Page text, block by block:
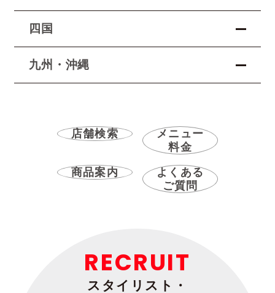
四国
九州・沖縄
店舗検索
メニュー
料金
商品案内
よくある
ご質問
RECRUIT
スタイリスト・